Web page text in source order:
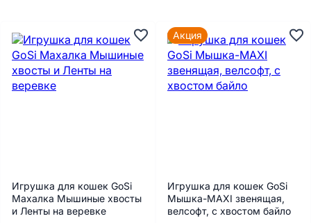
Игрушка для кошек GoSi
Махалка Мышиные хвосты
и Ленты на веревке
Игрушка для кошек GoSi
Мышка-MAXI звенящая,
велсофт, с хвостом байло
Акция